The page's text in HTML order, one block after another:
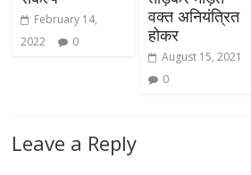
February 14,
2022
0
वक्त अनियंत्रित
होकर
August 15, 2021
0
Leave a Reply